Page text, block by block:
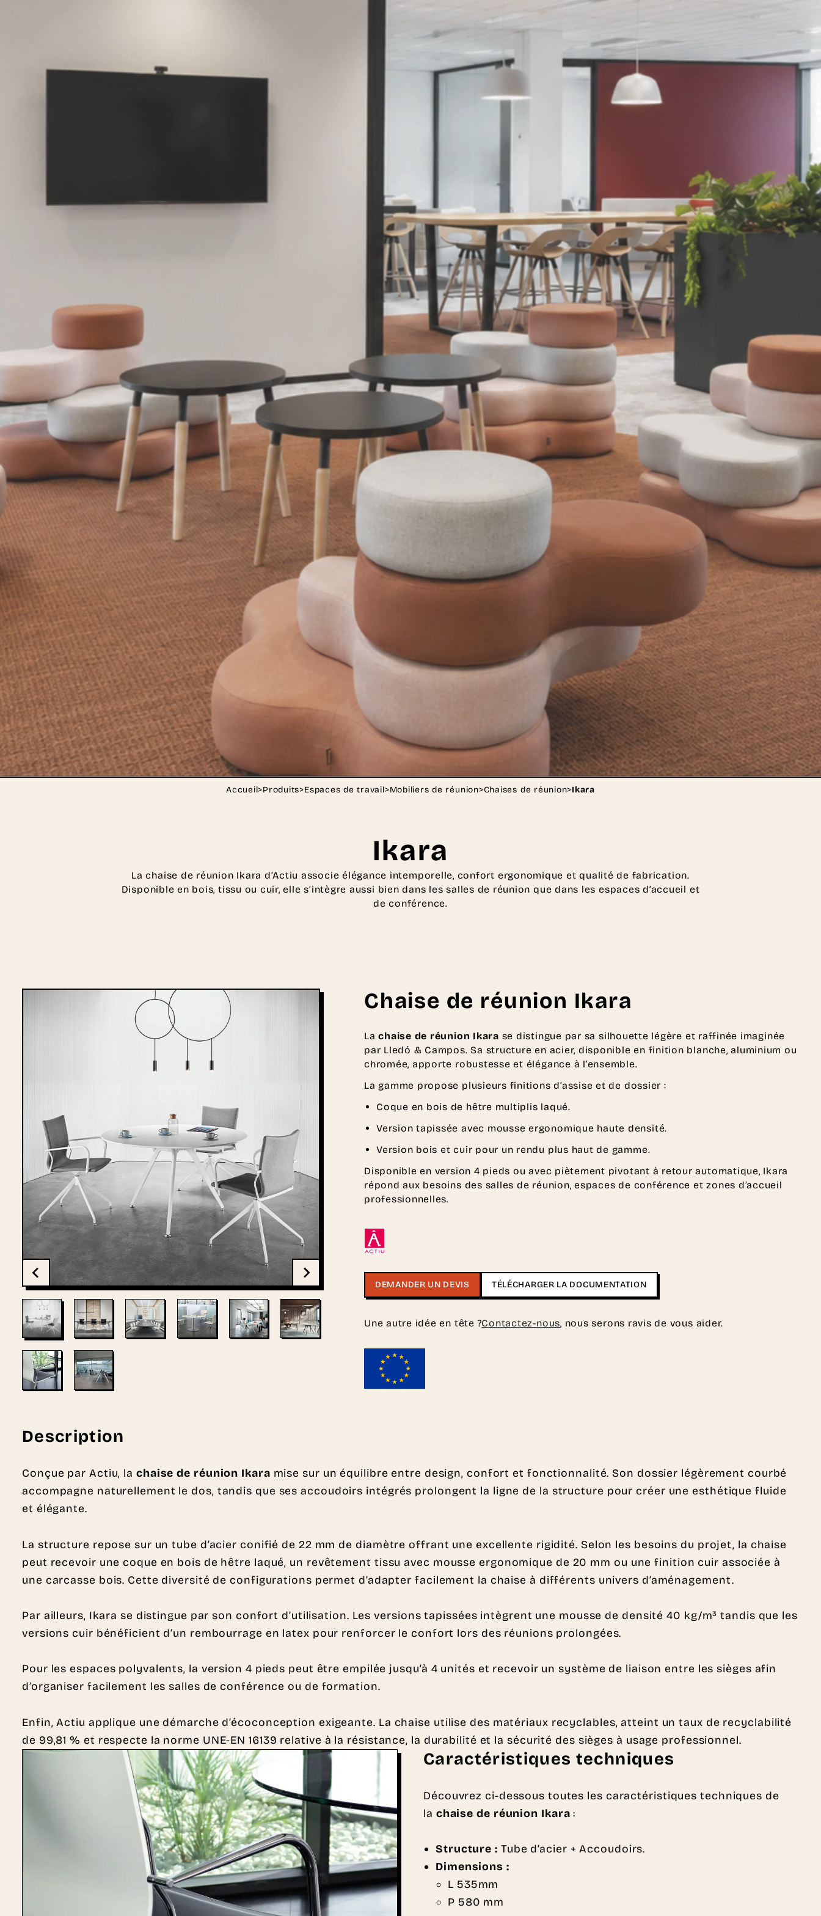
Accueil>Produits>Espaces de travail>Mobiliers de réunion>Chaises de réunion>Ikara
Ikara
La chaise de réunion Ikara d’Actiu associe élégance intemporelle, confort ergonomique et qualité de fabrication.
Disponible en bois, tissu ou cuir, elle s’intègre aussi bien dans les salles de réunion que dans les espaces d’accueil et
de conférence.
Chaise de réunion Ikara
Lachaise de réunion Ikara se distingue par sa silhouette légère et raffinée imaginée
par Lledó & Campos. Sa structure en acier, disponible en finition blanche, aluminium ou
chromée, apporte robustesse et élégance à l’ensemble.
La gamme propose plusieurs finitions d’assise et de dossier :
Coque en bois de hêtre multiplis laqué.
Version tapissée avec mousse ergonomique haute densité.
Version bois et cuir pour un rendu plus haut de gamme.
Disponible en version 4 pieds ou avec piètement pivotant à retour automatique, Ikara
répond aux besoins des salles de réunion, espaces de conférence et zones d’accueil
professionnelles.
DEMANDER UN DEVIS TÉLÉCHARGER LA DOCUMENTATION
Une autre idée en tête ?Contactez-nous, nous serons ravis de vous aider.
Description
Conçue par Actiu, la chaise de réunion Ikara mise sur un équilibre entre design, confort et fonctionnalité. Son dossier légèrement courbé
accompagne naturellement le dos, tandis que ses accoudoirs intégrés prolongent la ligne de la structure pour créer une esthétique fluide
et élégante.
La structure repose sur un tube d’acier conifié de 22 mm de diamètre offrant une excellente rigidité. Selon les besoins du projet, la chaise
peut recevoir une coque en bois de hêtre laqué, un revêtement tissu avec mousse ergonomique de 20 mm ou une finition cuir associée à
une carcasse bois. Cette diversité de configurations permet d’adapter facilement la chaise à différents univers d’aménagement.
Par ailleurs, Ikara se distingue par son confort d’utilisation. Les versions tapissées intègrent une mousse de densité 40 kg/m³ tandis que les
versions cuir bénéficient d’un rembourrage en latex pour renforcer le confort lors des réunions prolongées.
Pour les espaces polyvalents, la version 4 pieds peut être empilée jusqu’à 4 unités et recevoir un système de liaison entre les sièges afin
d’organiser facilement les salles de conférence ou de formation.
Enfin, Actiu applique une démarche d’écoconception exigeante. La chaise utilise des matériaux recyclables, atteint un taux de recyclabilité
de 99,81 % et respecte la norme UNE-EN 16139 relative à la résistance, la durabilité et la sécurité des sièges à usage professionnel.
Caractéristiques techniques
Découvrez ci-dessous toutes les caractéristiques techniques de
la chaise de réunion Ikara:
Structure : Tube d’acier + Accoudoirs.
Dimensions :
L 535mm
P 580 mm